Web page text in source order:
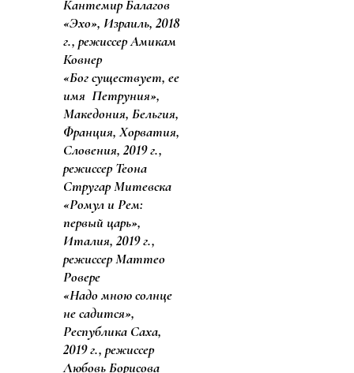
Кантемир Балагов
«Эхо», Израиль, 2018
г., режиссер Амикам
Ковнер
«Бог существует, ее
имя Петруния»,
Македония, Бельгия,
Франция, Хорватия,
Словения, 2019 г.,
режиссер Теона
Стругар Митевска
«Ромул и Рем:
первый царь»,
Италия, 2019 г.,
режиссер Маттео
Ровере
«Надо мною солнце
не садится»,
Республика Саха,
2019 г., режиссер
Любовь Борисова